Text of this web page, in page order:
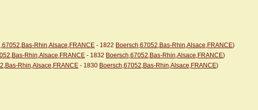
Rhin,Alsace,FRANCE - 1822 Boersch,67052,Bas-Rhin,Alsace,FRANCE)
Rhin,Alsace,FRANCE - 1832 Boersch,67052,Bas-Rhin,Alsace,FRANCE)
Rhin,Alsace,FRANCE - 1830 Boersch,67052,Bas-Rhin,Alsace,FRANCE)